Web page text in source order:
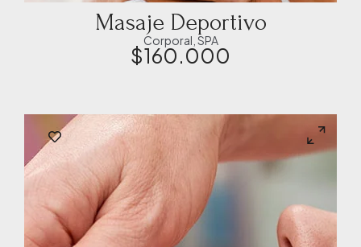
Masaje Deportivo
Corporal SPA
$160.000